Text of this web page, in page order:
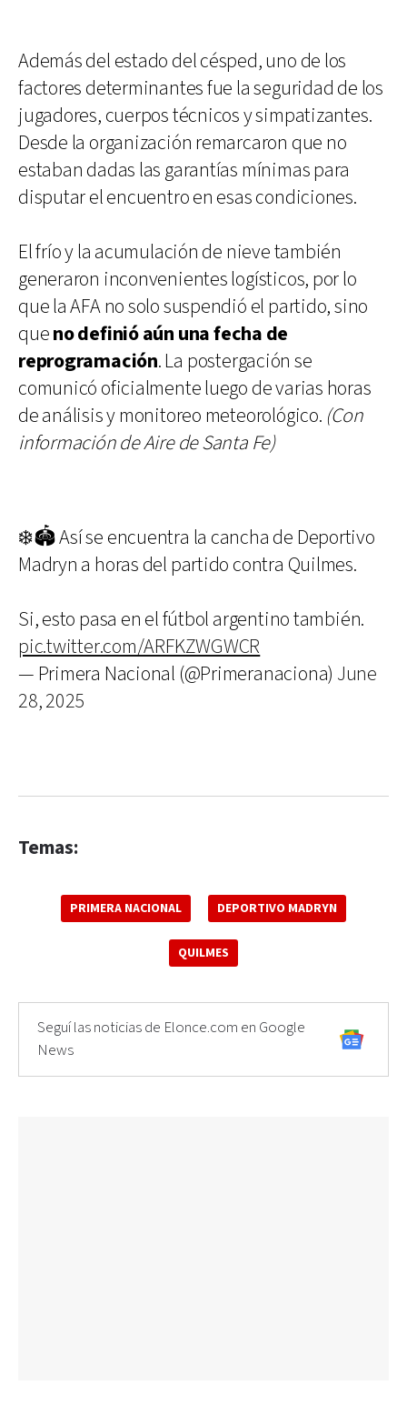
Además del estado del césped, uno de los
factores determinantes fue la seguridad de los
jugadores, cuerpos técnicos y simpatizantes.
Desde la organización remarcaron que no
estaban dadas las garantías mínimas para
disputar el encuentro en esas condiciones.
El frío y la acumulación de nieve también
generaron inconvenientes logísticos, por lo
que la AFA no solo suspendió el partido, sino
queno definió aún una fecha de
reprogramación. La postergación se
comunicó oficialmente luego de varias horas
de análisis y monitoreo meteorológico. (Con
información de Aire de Santa Fe)
❄️🏟 Así se encuentra la cancha de Deportivo
Madryn a horas del partido contra Quilmes.
Si, esto pasa en el fútbol argentino también.
pic.twitter.com/ARFKZWGWCR
— Primera Nacional (@Primeranaciona) June
28, 2025
Temas:
PRIMERA NACIONAL DEPORTIVO MADRYN
QUILMES
Seguí las noticias de Elonce.com en Google
News